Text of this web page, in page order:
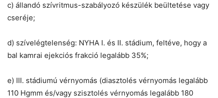
c) állandó szívritmus-szabályozó készülék beültetése vagy
cseréje;
d) szívelégtelenség: NYHA I. és II. stádium, feltéve, hogy a
bal kamrai ejekciós frakció legalább 35%;
e) III. stádiumú vérnyomás (diasztolés vérnyomás legalább
110 Hgmm és/vagy szisztolés vérnyomás legalább 180